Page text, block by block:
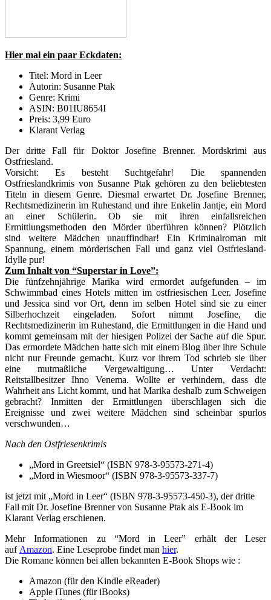
Hier mal ein paar Eckdaten:
Titel: Mord in Leer
Autorin: Susanne Ptak
Genre: Krimi
ASIN: B01IU8654I
Preis: 3,99 Euro
Klarant Verlag
Der dritte Fall für Doktor Josefine Brenner. Mordskrimi aus
Ostfriesland.
Vorsicht: Es besteht Suchtgefahr! Die spannenden
Ostfrieslandkrimis von Susanne Ptak gehören zu den beliebtesten
Titeln in diesem Genre. Diesmal erwartet Dr. Josefine Brenner,
Rechtsmedizinerin im Ruhestand und ihre Enkelin Jantje, ein Mord
an einer Schülerin. Ob sie mit ihren einfallsreichen
Ermittlungsmethoden den Mörder überführen können? Plötzlich
sind weitere Mädchen unauffindbar! Ein Kriminalroman mit
Spannung, einem mörderischen Fall und ganz viel Ostfriesland-
Idylle pur!
Zum Inhalt von “Superstar in Love”:
Die fünfzehnjährige Marika wird ermordet aufgefunden – im
Schwimmbad eines Hotels mitten im ostfriesischen Leer. Josefine
und Jessica sind vor Ort, denn im selben Hotel sind sie zu einer
Silberhochzeit eingeladen. Sofort nimmt Josefine, die
Rechtsmedizinerin im Ruhestand, die Ermittlungen in die Hand und
kommt gemeinsam mit der hiesigen Polizei der Sache auf die Spur.
Das ermordete Mädchen hatte sich mit einem Blog über ihre Schule
nicht nur Freunde gemacht. Kurz vor ihrem Tod schrieb sie über
eine mutmaßliche Vergewaltigung… Unter Verdacht:
Reitstallbesitzer Ihno Venema. Wollte er verhindern, dass die
Wahrheit ans Licht kommt, und hat Marika deshalb zum Schweigen
gebracht? Inmitten der Ermittlungen überschlagen sich die
Ereignisse und zwei weitere Mädchen sind scheinbar spurlos
verschwunden…
Nach den Ostfriesenkrimis
„Mord in Greetsiel“ (ISBN 978-3-95573-271-4)
„Mord in Wiesmoor“ (ISBN 978-3-95573-337-7)
ist jetzt mit „Mord in Leer“ (ISBN 978-3-95573-450-3), der dritte
Fall mit Dr. Josefine Brenner von Susanne Ptak als E-Book im
Klarant Verlag erschienen.
Mehr Informationen zu “Mord in Leer” erhält der Leser
aufAmazon. Eine Leseprobe findet man hier.
Die Romane können bei allen bekannten E-Book Shops wie :
Amazon (für den Kindle eReader)
Apple iTunes (für iBooks)